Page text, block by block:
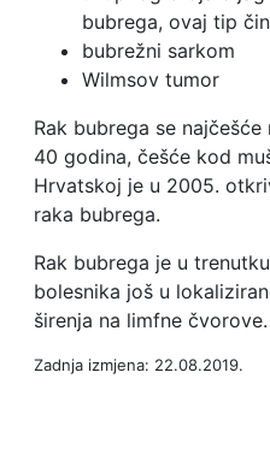
bubrega, ovaj tip
bubrežni sarkom
Wilmsov tumor
Rak bubrega se
40 godina, češće kod
Hrvatskoj je u 2005.
raka bubrega.
Rak bubrega je u
bolesnika još u
širenja na limfne čvorove.
Zadnja izmjena: 22.08.2019.